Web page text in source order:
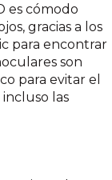
es cómodo
gracias a los
para encontrar
son
para evitar el
las